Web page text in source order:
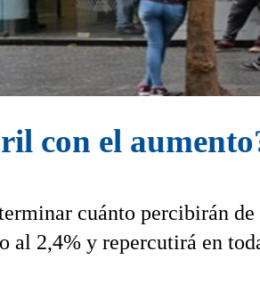
con el
cuánto percibirán de
al 2,4% y repercutirá en